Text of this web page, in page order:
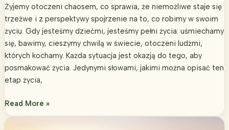
Żyjemy otoczeni chaosem, co sprawia, że niemożliwe staje się
trzeźwe i z perspektywy spojrzenie na to, co robimy w swoim
życiu. Gdy jesteśmy dziećmi, jesteśmy pełni życia: uśmiechamy
się, bawimy, cieszymy chwilą w świecie, otoczeni ludźmi,
których kochamy. Każda sytuacja jest okazją do tego, aby
posmakować życia. Jedynymi słowami, jakimi można opisać ten
etap życia,
Jesteś
wyjątkowa.
Read More »